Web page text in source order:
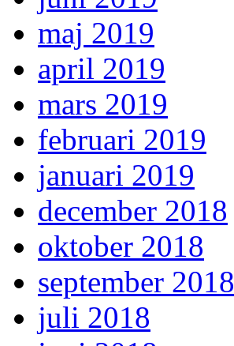
maj 2019
april 2019
mars 2019
februari 2019
januari 2019
december 2018
oktober 2018
september 2018
juli 2018